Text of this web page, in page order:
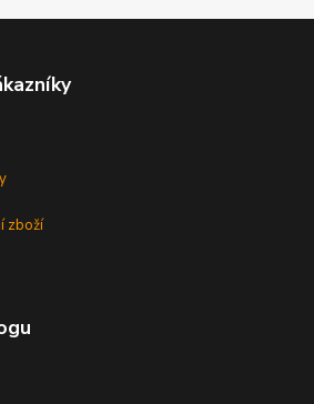
zboží